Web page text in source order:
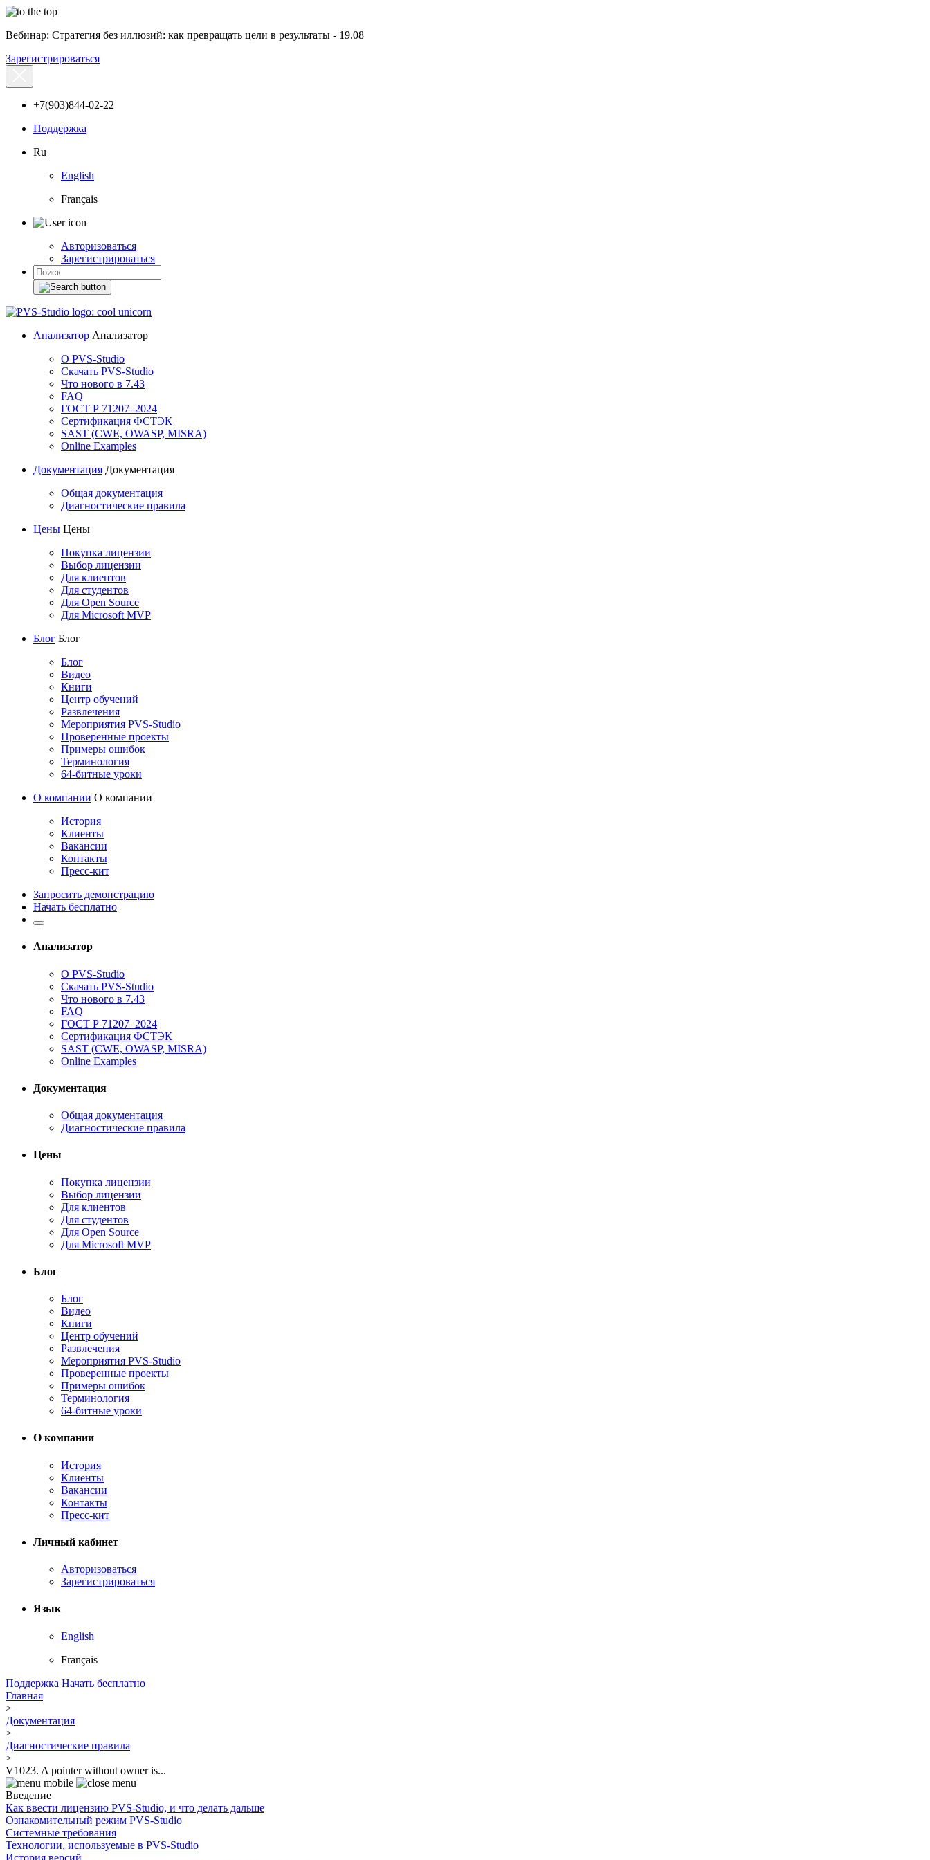
Вебинар: Стратегия без иллюзий: как превращать цели в результаты - 19.08
Зарегистрироваться
+7(903)844-02-22
Поддержка
Ru
English
Français
Авторизоваться
Зарегистрироваться
Анализатор Анализатор
О PVS-Studio
Скачать PVS-Studio
Что нового в 7.43
FAQ
ГОСТ Р 71207–2024
Сертификация ФСТЭК
SAST (CWE, OWASP, MISRA)
Online Examples
Документация Документация
Общая документация
Диагностические правила
Цены Цены
Покупка лицензии
Выбор лицензии
Для клиентов
Для студентов
Для Open Source
Для Microsoft MVP
Блог Блог
Блог
Видео
Книги
Центр обучений
Развлечения
Мероприятия PVS-Studio
Проверенные проекты
Примеры ошибок
Терминология
64-битные уроки
О компании О компании
История
Клиенты
Вакансии
Контакты
Пресс-кит
Запросить демонстрацию
Начать бесплатно
Анализатор
О PVS-Studio
Скачать PVS-Studio
Что нового в 7.43
FAQ
ГОСТ Р 71207–2024
Сертификация ФСТЭК
SAST (CWE, OWASP, MISRA)
Online Examples
Документация
Общая документация
Диагностические правила
Цены
Покупка лицензии
Выбор лицензии
Для клиентов
Для студентов
Для Open Source
Для Microsoft MVP
Блог
Блог
Видео
Книги
Центр обучений
Развлечения
Мероприятия PVS-Studio
Проверенные проекты
Примеры ошибок
Терминология
64-битные уроки
О компании
История
Клиенты
Вакансии
Контакты
Пресс-кит
Личный кабинет
Авторизоваться
Зарегистрироваться
Язык
English
Français
Поддержка Начать бесплатно
Главная
>
Документация
>
Диагностические правила
>
V1023. A pointer without owner is...
Введение
Как ввести лицензию PVS-Studio, и что делать дальше
Ознакомительный режим PVS-Studio
Системные требования
Технологии, используемые в PVS-Studio
История версий